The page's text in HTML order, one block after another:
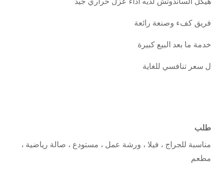
فريق كفء وصنعة رائعة
خدمة ما بعد البيع كبيرة
ل سعر تنافسي للغاية
طلب
مناسبة للجراج ، فيلا ، ورشة عمل ، مستودع ، صالة رياضية ،
مطعم